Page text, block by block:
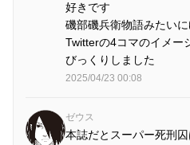
好きです
磯部磯兵衛物語みたい
Twitterの4コマのイメー
びっくりしました
2025/04/23 00:08
ゼウス
本誌だとスーパー死刑